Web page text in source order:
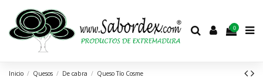
0
Inicio Quesos De cabra Queso Tío Cosme